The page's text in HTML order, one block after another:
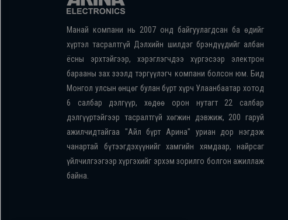
Манай компани нь 2007 онд байгуулагдсан ба өдийг
хүртэл тасралтгүй Дэлхийн шилдэг брэндүүдийг албан
ёсны эрхтэйгээр, хэрэглэгчдээ хүргэсээр электрон
барааны зах зээлд тэргүүлэгч компани болсон юм. Бид
Монгол улсын өнцөг булан бүрт хүрч Улаанбаатар хотод
6 салбар дэлгүүр, хөдөө орон нутагт 22 салбар
дэлгүүртэйгээр тасралтгүй хөгжин дэвжиж, 200 гаруй
ажилчидтайгаа "Айл бүрт Арина" уриан дор нэгдэж
чанартай бүтээгдэхүүнийг хамгийн хямдаар, найрсаг
үйлчилгээгээр хүргэхийг эрхэм зорилго болгон ажиллаж
байна.